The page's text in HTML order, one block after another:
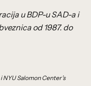
u BDP-u SAD-a i
od 1987. do
iNYU Salomon Center’s